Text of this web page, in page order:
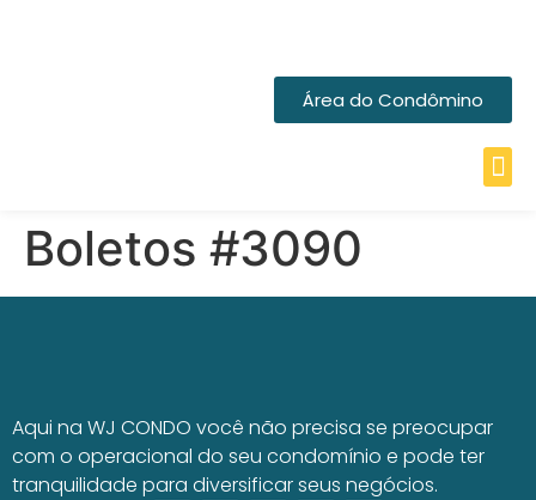
Área do Condômino
Boletos #3090
Aqui na WJ CONDO você não precisa se preocupar
com o operacional do seu condomínio e pode ter
tranquilidade para diversificar seus negócios.